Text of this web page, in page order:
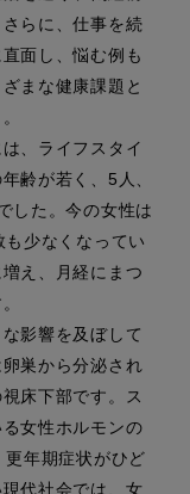
らに、仕事を続
面し、悩む例も
まな健康課題と
、ライフスタイ
齢が若く、5人、
した。今の女性は
少なくなってい
え、月経にまつ
影響を及ぼして
巣から分泌され
床下部です。ス
女性ホルモンの
年期症状がひど
代社会では、女